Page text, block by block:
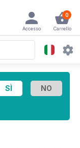
0
Carrello
Accesso